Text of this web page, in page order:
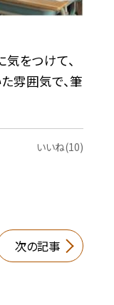
をつけて、
雰囲気で、筆
いいね(10)
次の記事